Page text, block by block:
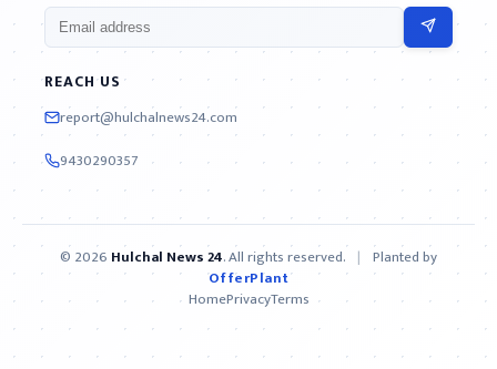
REACH US
report@hulchalnews24.com
9430290357
© 2026 Hulchal News 24. All rights reserved. | Planted by
OfferPlant
HomePrivacyTerms